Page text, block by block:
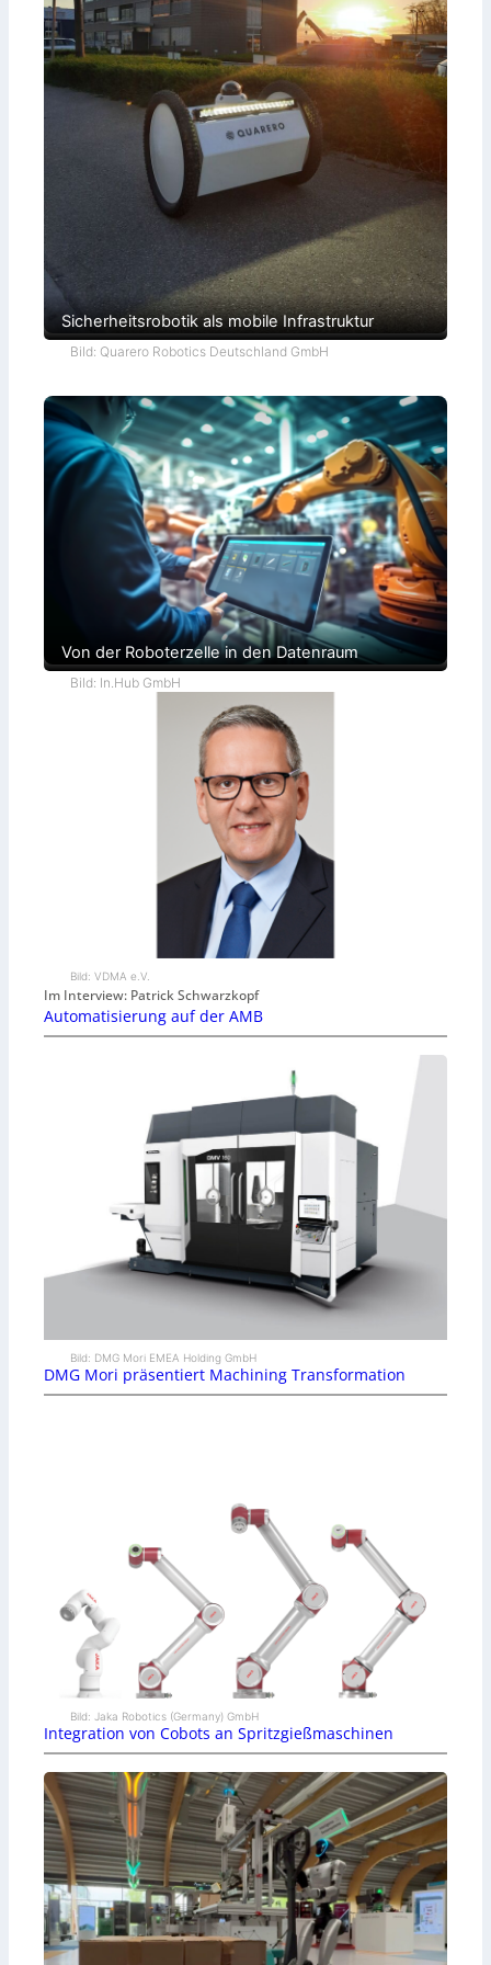
Sicherheitsrobotik als mobile Infrastruktur
Bild: Quarero Robotics Deutschland GmbH
Von der Roboterzelle in den Datenraum
Bild: In.Hub GmbH
Bild: VDMA e.V.
Im Interview: Patrick Schwarzkopf
Automatisierung auf der AMB
Bild: DMG Mori EMEA Holding GmbH
DMG Mori präsentiert Machining Transformation
Bild: Jaka Robotics (Germany) GmbH
Integration von Cobots an Spritzgießmaschinen